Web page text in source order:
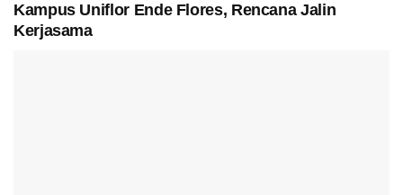
Kampus Uniflor Ende Flores, Rencana Jalin
Kerjasama